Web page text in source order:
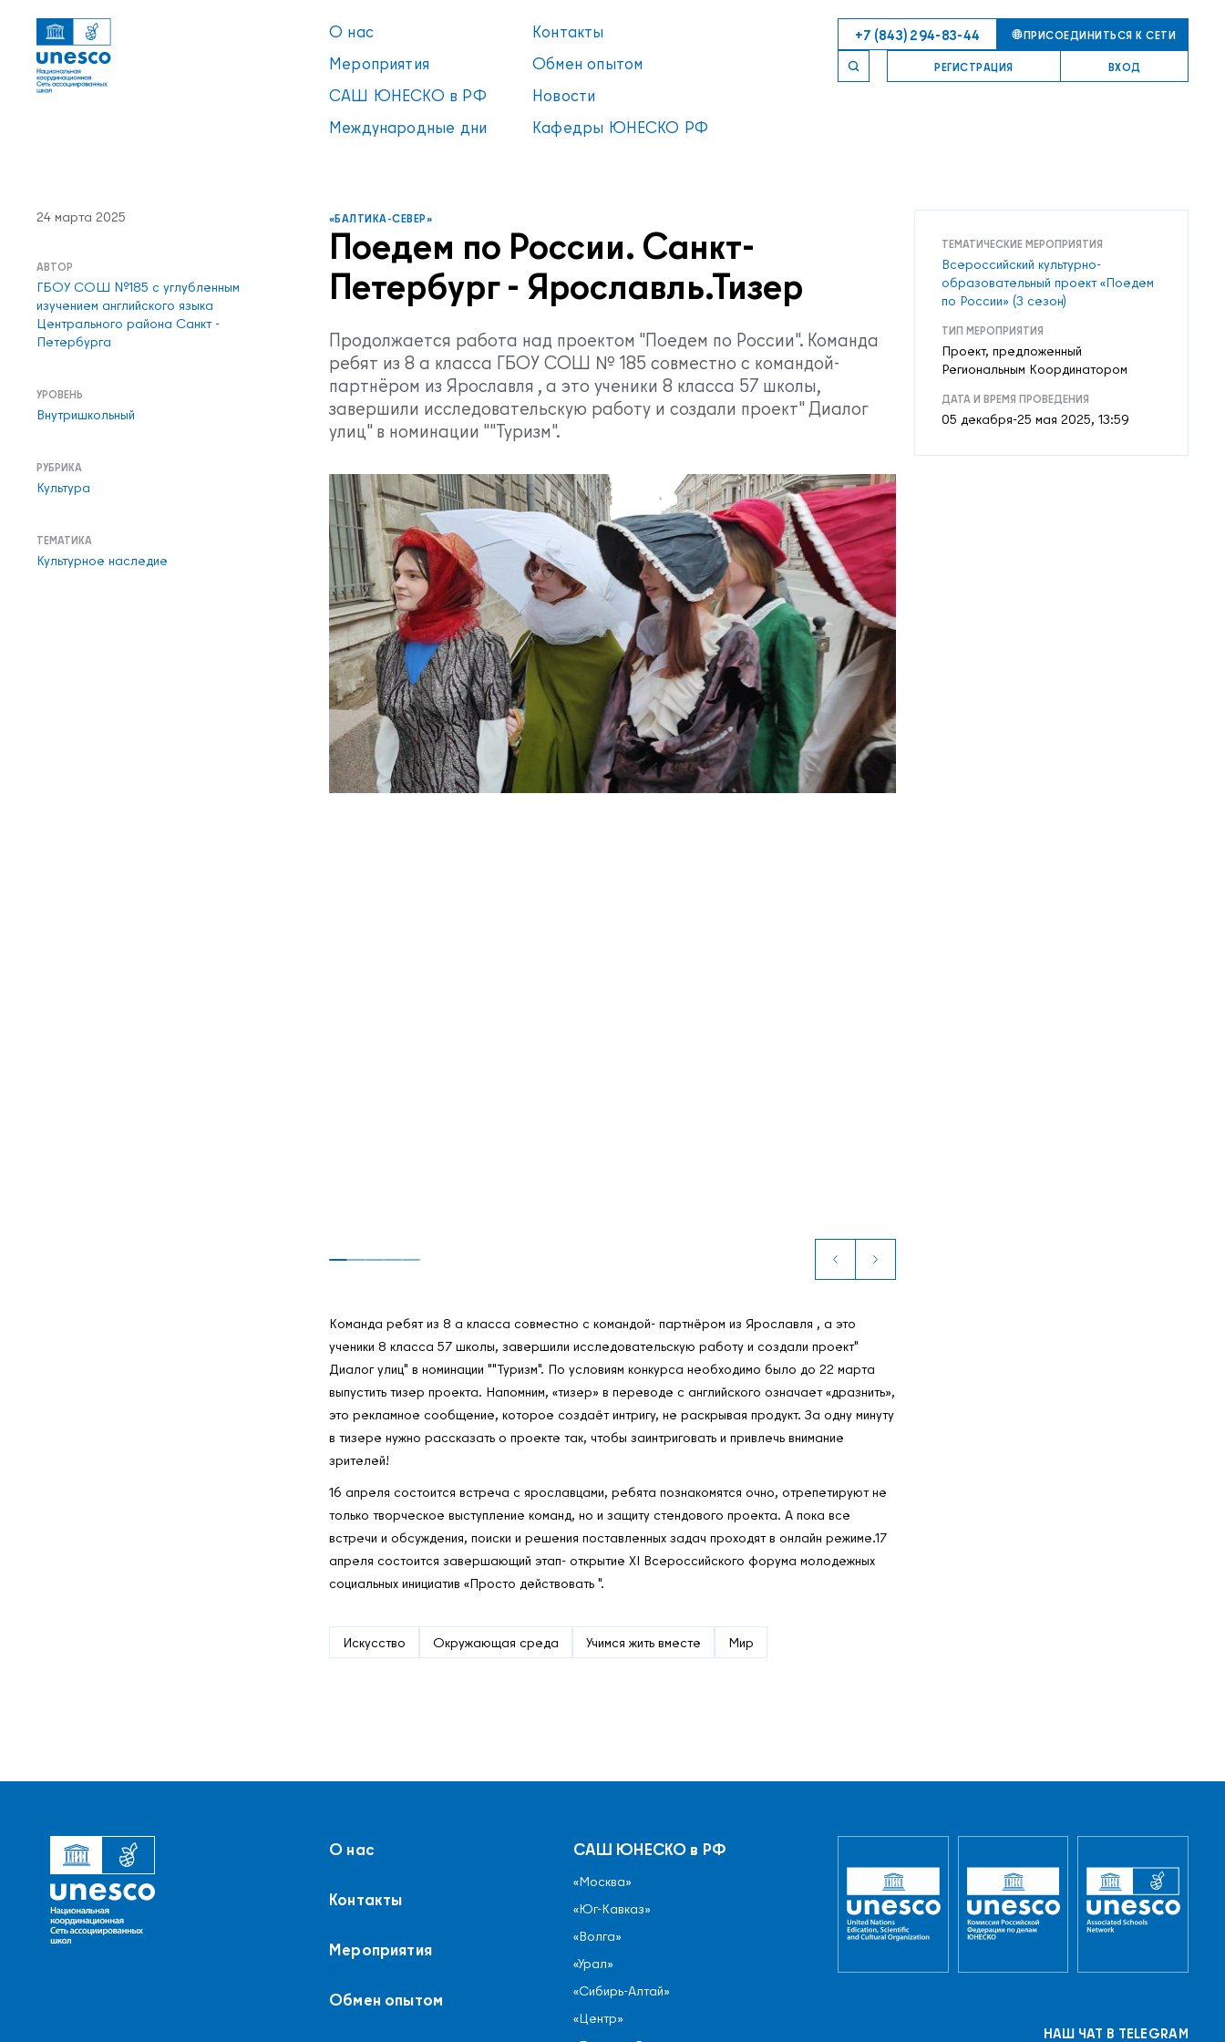
О нас
Контакты
Мероприятия
Обмен опытом
САШ ЮНЕСКО в РФ
Новости
Международные дни
Кафедры ЮНЕСКО РФ
+7 (843) 294-83-44 ПРИСОЕДИНИТЬСЯ К СЕТИ
РЕГИСТРАЦИЯ ВХОД
«БАЛТИКА-СЕВЕР»
Поедем по России. Санкт-
Петербург - Ярославль.Тизер
Продолжается работа над проектом "Поедем по России". Команда
ребят из 8 а класса ГБОУ СОШ № 185 совместно с командой-
партнёром из Ярославля , а это ученики 8 класса 57 школы,
завершили исследовательскую работу и создали проект" Диалог
улиц" в номинации ""Туризм".
Команда ребят из 8 а класса совместно с командой- партнёром из Ярославля , а это
ученики 8 класса 57 школы, завершили исследовательскую работу и создали проект"
Диалог улиц" в номинации ""Туризм". По условиям конкурса необходимо было до 22 марта
выпустить тизер проекта. Напомним, «тизер» в переводе с английского означает «дразнить»,
это рекламное сообщение, которое создаёт интригу, не раскрывая продукт. За одну минуту
в тизере нужно рассказать о проекте так, чтобы заинтриговать и привлечь внимание
зрителей!
16 апреля состоится встреча с ярославцами, ребята познакомятся очно, отрепетируют не
только творческое выступление команд, но и защиту стендового проекта. А пока все
встречи и обсуждения, поиски и решения поставленных задач проходят в онлайн режиме.17
апреля состоится завершающий этап- открытие XI Всероссийского форума молодежных
социальных инициатив «Просто действовать ".
Искусство Окружающая среда Учимся жить вместе Мир
24 марта 2025
АВТОР
ГБОУ СОШ №185 с углубленным
изучением английского языка
Центрального района Санкт -
Петербурга
УРОВЕНЬ
Внутришкольный
РУБРИКА
Культура
ТЕМАТИКА
Культурное наследие
ТЕМАТИЧЕСКИЕ МЕРОПРИЯТИЯ
Всероссийский культурно-
образовательный проект «Поедем
по России» (3 сезон)
ТИП МЕРОПРИЯТИЯ
Проект, предложенный
Региональным Координатором
ДАТА И ВРЕМЯ ПРОВЕДЕНИЯ
05 декабря-25 мая 2025, 13:59
О нас
Контакты
Мероприятия
Обмен опытом
САШ ЮНЕСКО в РФ
«Москва»
«Юг-Кавказ»
«Волга»
«Урал»
«Сибирь-Алтай»
«Центр»
НАШ ЧАТ В TELEGRAM
УВЕДОМЛЕНИЕ
Список пуст